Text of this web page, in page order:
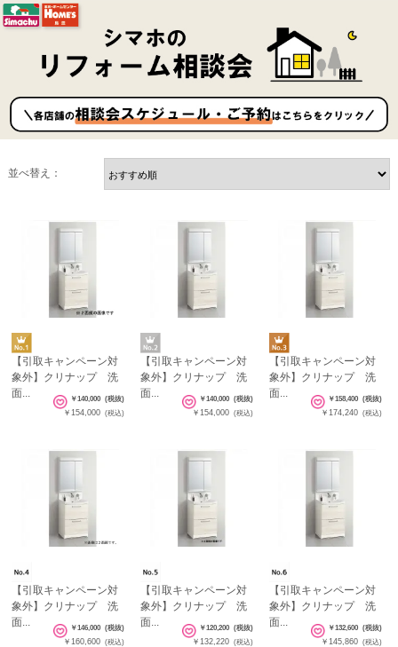
並べ替え：
【引取キャンペーン対
象外】クリナップ 洗
面...
￥140,000 (税抜)
￥154,000 (税込)
【引取キャンペーン対
象外】クリナップ 洗
面...
￥140,000 (税抜)
￥154,000 (税込)
【引取キャンペーン対
象外】クリナップ 洗
面...
￥158,400 (税抜)
￥174,240 (税込)
【引取キャンペーン対
象外】クリナップ 洗
面...
￥146,000 (税抜)
￥160,600 (税込)
【引取キャンペーン対
象外】クリナップ 洗
面...
￥120,200 (税抜)
￥132,220 (税込)
【引取キャンペーン対
象外】クリナップ 洗
面...
￥132,600 (税抜)
￥145,860 (税込)